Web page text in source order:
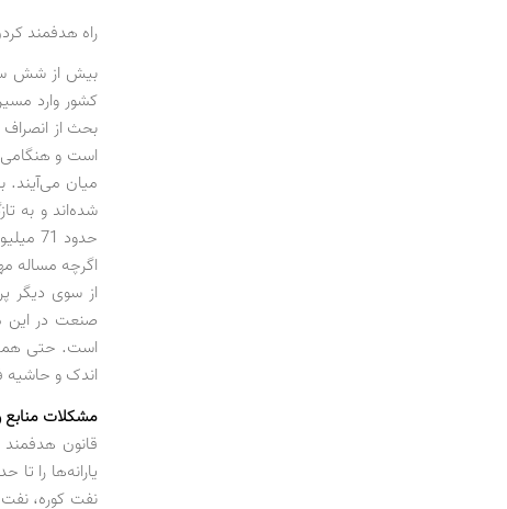
راه هدفمند
بیش از شش سال
کشور وارد
بحث از انصراف
است و هنگامی
میان می‌آیند.
شده‌اند و به
حدود
اگرچه مساله
از سوی دیگر
صنعت در این
است. حتی
اندک و حاشیه
مشکلات
یارانه‌ها را
نفت کوره،